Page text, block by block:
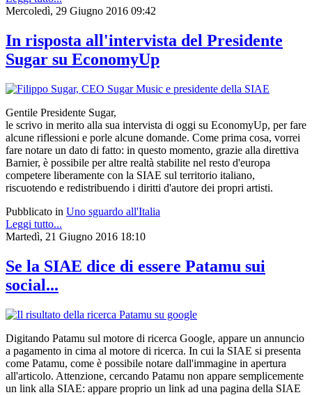
Mercoledì, 29 Giugno 2016 09:42
In risposta all'intervista del Presidente
Sugar su EconomyUp
Gentile Presidente Sugar,
le scrivo in merito alla sua intervista di oggi su EconomyUp, per fare
alcune riflessioni e porle alcune domande. Come prima cosa, vorrei
fare notare un dato di fatto: in questo momento, grazie alla direttiva
Barnier, è possibile per altre realtà stabilite nel resto d'europa
competere liberamente con la SIAE sul territorio italiano,
riscuotendo e redistribuendo i diritti d'autore dei propri artisti.
Pubblicato in Uno sguardo all'Italia
Leggi tutto...
Martedì, 21 Giugno 2016 18:10
Se la SIAE dice di essere Patamu sui
social...
Digitando Patamu sul motore di ricerca Google, appare un annuncio
a pagamento in cima al motore di ricerca. In cui la SIAE si presenta
come Patamu, come è possibile notare dall'immagine in apertura
all'articolo. Attenzione, cercando Patamu non appare semplicemente
un link alla SIAE: appare proprio un link ad una pagina della SIAE